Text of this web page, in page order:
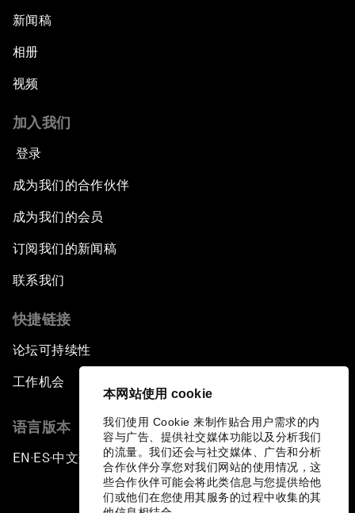
本网站使用 cookie
我们使用 Cookie 来制作贴合用户需求的内
容与广告、提供社交媒体功能以及分析我们
的流量。我们还会与社交媒体、广告和分析
合作伙伴分享您对我们网站的使用情况，这
些合作伙伴可能会将此类信息与您提供给他
们或他们在您使用其服务的过程中收集的其
新闻稿
相册
视频
加入我们
登录
成为我们的合作伙伴
成为我们的会员
订阅我们的新闻稿
联系我们
快捷链接
论坛可持续性
工作机会
语言版本
EN ▪ES▪中文▪ 日本語